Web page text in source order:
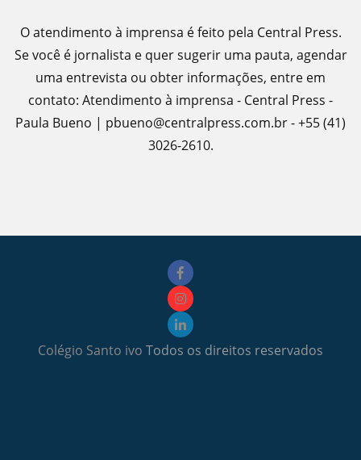
O atendimento à imprensa é feito pela Central Press.
Se você é jornalista e quer sugerir uma pauta, agendar
uma entrevista ou obter informações, entre em
contato: Atendimento à imprensa - Central Press -
Paula Bueno | pbueno@centralpress.com.br - +55 (41)
3026-2610.
Colégio Santo ivo Todos os direitos reservados